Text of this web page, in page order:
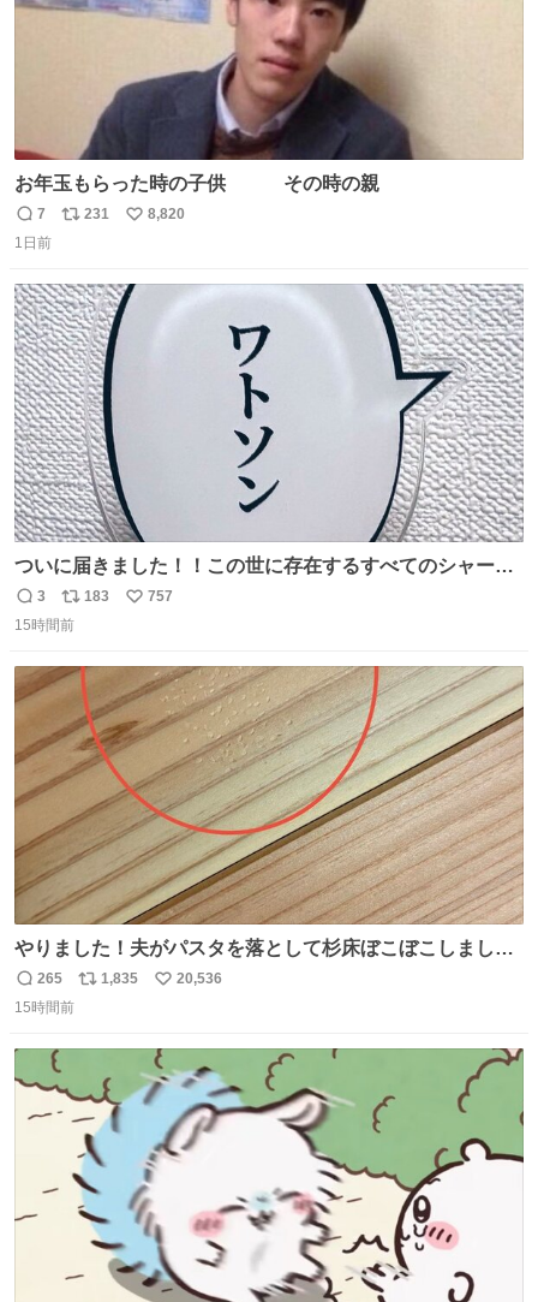
お年玉もらった時の子供 その時の親
返
信
7
リ
ト
数
231
い
数
8,820
1日前
ついに届きました！！この世に存在するすべてのシャーロ
ック・ホームズに「ワトソン」と喋ってもらうためのアク
スタです！！！
返
信
3
リ
ポ
ト
183
い
数
757
15時間前
やりました！夫がパスタを落として杉床ぼこぼこしまし
た！よかったーーー！ファーストぼこぼこ自分じゃなく
て！これで第二波いつでもいけます！！！✌️いやーほっと
は乾燥パスタに負けます。豆腐くらいやわやわです。
返
信
265
リ
数
1,835
い
数
20,536
15時間前